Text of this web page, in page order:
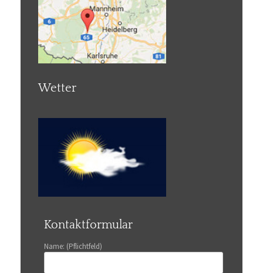
Wetter
Kontaktformular
Name: (Pflichtfeld)